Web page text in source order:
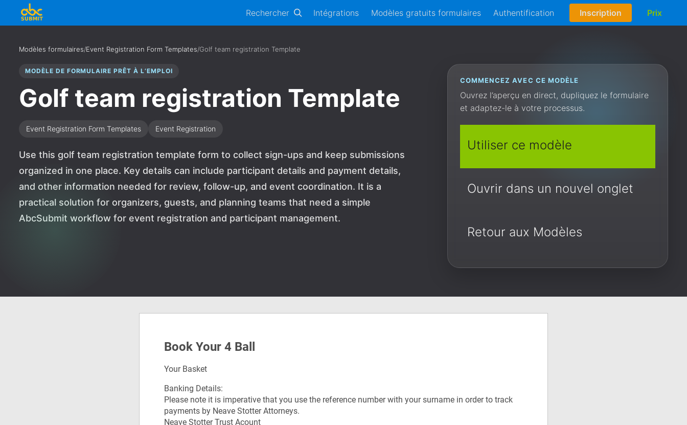
Rechercher Intégrations Modèles gratuits formulaires Authentification Inscription Prix
Modèles formulaires/Event Registration Form Templates/Golf team registration Template
MODÈLE DE FORMULAIRE PRÊT À L’EMPLOI
Golf team registration Template
Event Registration Form Templates Event Registration
Use this golf team registration template form to collect sign-ups and keep submissions
organized in one place. Key details can include participant details and payment details,
and other information needed for review, follow-up, and event coordination. It is a
practical solution for organizers, guests, and planning teams that need a simple
AbcSubmit workflow for event registration and participant management.
COMMENCEZ AVEC CE MODÈLE
Ouvrez l’aperçu en direct, dupliquez le formulaire
et adaptez-le à votre processus.
Utiliser ce modèle
Ouvrir dans un nouvel onglet
Retour aux Modèles